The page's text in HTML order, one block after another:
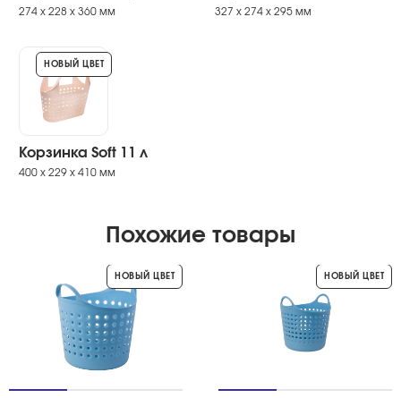
274 х 228 х 360 мм 327 х 274 х 295 мм
НОВЫЙ ЦВЕТ
Корзинка Soft 11 л
400 х 229 х 410 мм
Похожие товары
НОВЫЙ ЦВЕТ НОВЫЙ ЦВЕТ